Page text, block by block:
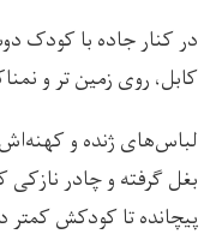
در کنار جاده با کودک
کابل، روی زمین تر و
لباس‌های ژنده و
بغل گرفته و چادر نازکی
پیچانده تا کودکش